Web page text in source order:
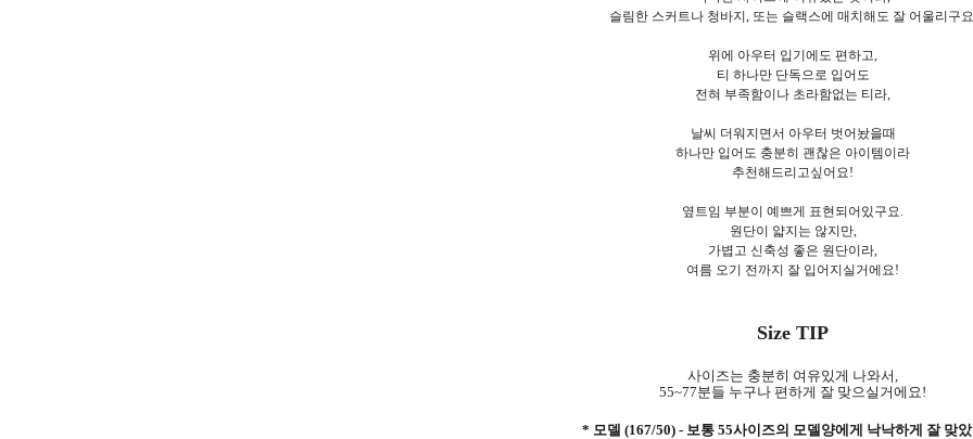
슬림한 스커트나 청바지, 또는 슬랙스에 매치해도 잘 어울리구요.
위에 아우터 입기에도 편하고,
티 하나만 단독으로 입어도
전혀 부족함이나 초라함없는 티라,
날씨 더워지면서 아우터 벗어놨을때
하나만 입어도 충분히 괜찮은 아이템이라
추천해드리고싶어요!
옆트임 부분이 예쁘게 표현되어있구요.
원단이 얇지는 않지만,
가볍고 신축성 좋은 원단이라,
여름 오기 전까지 잘 입어지실거에요!
Size TIP
사이즈는 충분히 여유있게 나와서,
55~77분들 누구나 편하게 잘 맞으실거에요!
* 모델 (167/50) - 보통 55사이즈의 모델양에게 낙낙하게 잘 맞